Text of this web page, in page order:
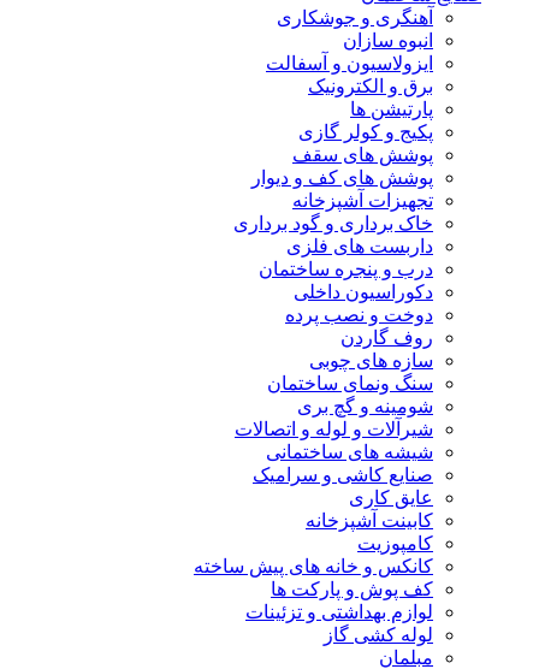
آهنگری و جوشکاری
انبوه سازان
ایزولاسیون و آسفالت
برق و الکترونیک
پکیج و کولر گازی
پوشش های سقف
پوشش های کف و دیوار
تجهیزات آشپزخانه
خاک برداری و گود برداری
داربست های فلزی
درب و پنجره ساختمان
دکوراسیون داخلی
دوخت و نصب پرده
روف گاردن
سازه های چوبی
سنگ ونمای ساختمان
شومینه و گچ بری
شیرآلات و لوله و اتصالات
شیشه های ساختمانی
صنایع کاشی و سرامیک
عایق کاری
کابینت آشپزخانه
کانکس و خانه های پیش ساخته
کف پوش و پارکت ها
لوازم بهداشتی و تزئینات
لوله کشی گاز